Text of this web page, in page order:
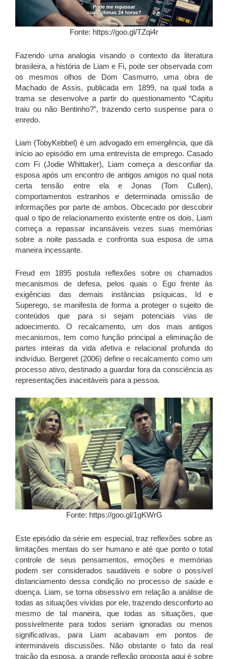
Fonte: https://goo.gl/TZqi4r
Fazendo uma analogia visando o contexto da literatura
brasileira, a história de Liam e Fi, pode ser observada com
os mesmos olhos de Dom Casmurro, uma obra de
Machado de Assis, publicada em 1899, na qual toda a
trama se desenvolve a partir do questionamento “Capitu
traiu ou não Bentinho?”, trazendo certo suspense para o
enredo.
Liam (TobyKebbel) é um advogado em emergência, que dá
início ao episódio em uma entrevista de emprego. Casado
com Fi (Jodie Whittaker), Liam começa a desconfiar da
esposa após um encontro de antigos amigos no qual nota
certa tensão entre ela e Jonas (Tom Cullen),
comportamentos estranhos e determinada omissão de
informações por parte de ambos. Obcecado por descobrir
qual o tipo de relacionamento existente entre os dois, Liam
começa a repassar incansáveis vezes suas memórias
sobre a noite passada e confronta sua esposa de uma
maneira incessante.
Freud em 1895 postula reflexões sobre os chamados
mecanismos de defesa, pelos quais o Ego frente às
exigências das demais instâncias psíquicas, Id e
Superego, se manifesta de forma a proteger o sujeito de
conteúdos que para si sejam potenciais vias de
adoecimento. O recalcamento, um dos mais antigos
mecanismos, tem como função principal a eliminação de
partes inteiras da vida afetiva e relacional profunda do
indivíduo. Bergeret (2006) define o recalcamento como um
processo ativo, destinado a guardar fora da consciência as
representações inaceitáveis para a pessoa.
Fonte: https://goo.gl/1gKWrG
Este episódio da série em especial, traz reflexões sobre as
limitações mentais do ser humano e até que ponto o total
controle de seus pensamentos, emoções e memórias
podem ser considerados saudáveis e sobre o possível
distanciamento dessa condição no processo de saúde e
doença. Liam, se torna obsessivo em relação a análise de
todas as situações vividas por ele, trazendo desconforto ao
mesmo de tal maneira, que todas as situações, que
possivelmente para todos seriam ignoradas ou menos
significativas, para Liam acabavam em pontos de
intermináveis discussões. Não obstante o fato da real
traição da esposa, a grande reflexão proposta aqui é sobre